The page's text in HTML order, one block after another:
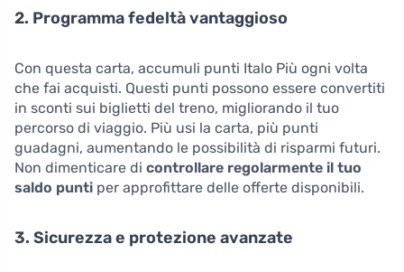
2. Programma fedeltà vantaggioso
Con questa carta, accumuli punti Italo Più ogni volta
che fai acquisti. Questi punti possono essere convertiti
in sconti sui biglietti del treno, migliorando il tuo
percorso di viaggio. Più usi la carta, più punti
guadagni, aumentando le possibilità di risparmi futuri.
Non dimenticare di controllare regolarmente il tuo
saldo punti per approfittare delle offerte disponibili.
3. Sicurezza e protezione avanzate